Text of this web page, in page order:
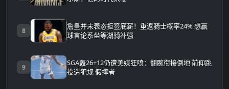
8
詹皇并未表态拒签底薪！重返骑士概率24% 想赢
球言论系坐等湖骑补强
9
SGA轰26+12仍遭美媒狂喷：翻腕衔接倒地 前仰跳
投造犯规 假摔者